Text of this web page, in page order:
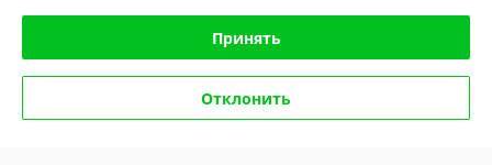
Купить Купить
-5% -5%
Принять
Отклонить